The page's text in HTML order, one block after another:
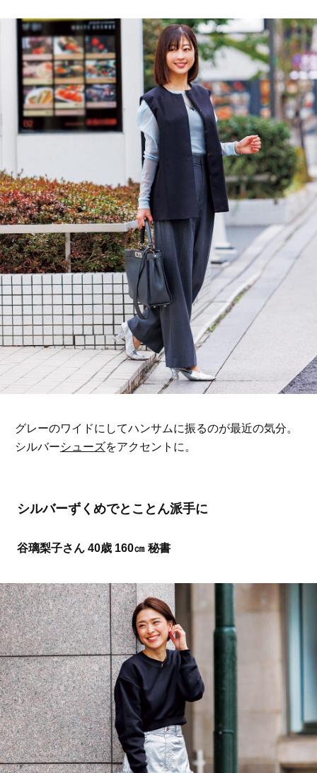
グレーのワイドにしてハンサムに振るのが最近の気分。
シルバーシューズをアクセントに。
シルバーずくめでとことん派手に
谷璃梨子さん 40歳 160㎝ 秘書